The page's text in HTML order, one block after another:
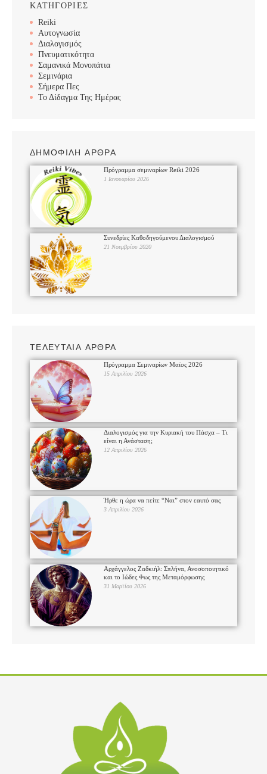
ΚΑΤΗΓΟΡΙΕΣ
Reiki
Αυτογνωσία
Διαλογισμός
Πνευματικότητα
Σαμανικά Μονοπάτια
Σεμινάρια
Σήμερα Πες
Το Δίδαγμα Της Ημέρας
ΔΗΜΟΦΙΛΗ ΑΡΘΡΑ
Πρόγραμμα σεμιναρίων Reiki 2026
1 Ιανουαρίου 2026
Συνεδρίες Καθοδηγούμενου Διαλογισμού
21 Νοεμβρίου 2020
ΤΕΛΕΥΤΑΙΑ ΑΡΘΡΑ
Πρόγραμμα Σεμιναρίων Μαϊος 2026
15 Απριλίου 2026
Διαλογισμός για την Κυριακή του Πάσχα – Τι
είναι η Ανάσταση;
12 Απριλίου 2026
Ήρθε η ώρα να πείτε “Ναι” στον εαυτό σας
3 Απριλίου 2026
Αρχάγγελος Ζαδκιήλ: Σπλήνα, Ανοσοποιητικό
και το Ιώδες Φως της Μεταμόρφωσης
31 Μαρτίου 2026